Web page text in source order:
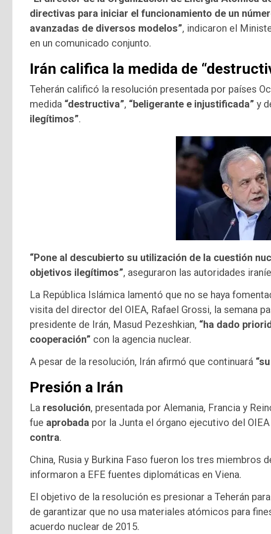
directivas para iniciar el funcionamiento de un
avanzadas de diversos modelos”, indicaron el
en un comunicado conjunto.
Irán califica la medida de
Teherán calificó la resolución presentada por países
medida “destructiva”, “beligerante e injustificada” y
ilegítimos”.
“Pone al descubierto su utilización de la cuestión
objetivos ilegítimos”, aseguraron las autoridades
La República Islámica lamentó que no se haya
visita del director del OIEA, Rafael Grossi, la semana
presidente de Irán, Masud Pezeshkian, “ha dado
cooperación” con la agencia nuclear.
A pesar de la resolución, Irán afirmó que continuará
Presión a Irán
La resolución, presentada por Alemania, Francia y
fue aprobada por la Junta el órgano ejecutivo del
contra.
China, Rusia y Burkina Faso fueron los tres miembros
informaron a EFE fuentes diplomáticas en Viena.
El objetivo de la resolución es presionar a Teherán
de garantizar que no usa materiales atómicos para
acuerdo nuclear de 2015.